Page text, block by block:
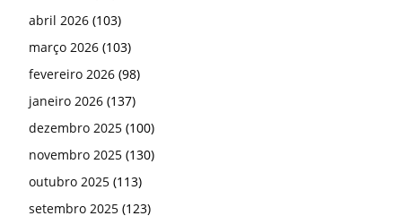
abril 2026 (103)
março 2026 (103)
fevereiro 2026 (98)
janeiro 2026 (137)
dezembro 2025 (100)
novembro 2025 (130)
outubro 2025 (113)
setembro 2025 (123)